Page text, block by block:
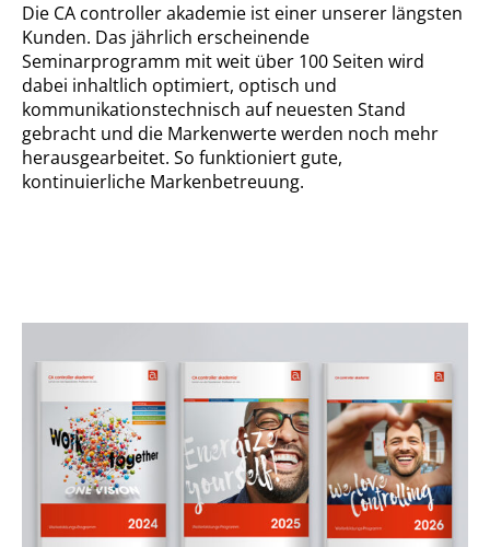
Die CA controller akademie ist einer unserer längsten
Kunden. Das jährlich erscheinende
Seminarprogramm mit weit über 100 Seiten wird
dabei inhaltlich optimiert, optisch und
kommunikationstechnisch auf neuesten Stand
gebracht und die Markenwerte werden noch mehr
herausgearbeitet. So funktioniert gute,
kontinuierliche Markenbetreuung.